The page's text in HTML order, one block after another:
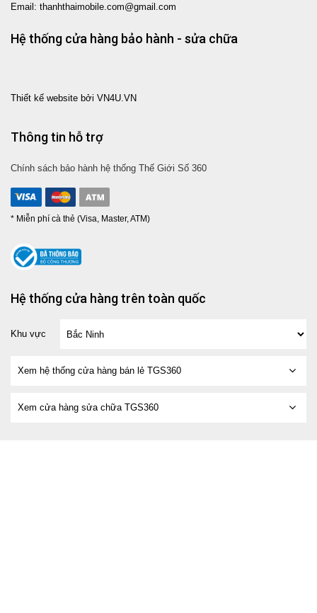
Email: thanhthaimobile.com@gmail.com
Hệ thống cửa hàng bảo hành - sửa chữa
Thiết kế website bởi VN4U.VN
Thông tin hỗ trợ
Chính sách bảo hành hệ thống Thế Giới Số 360
* Miễn phí cà thẻ (Visa, Master, ATM)
Hệ thống cửa hàng trên toàn quốc
Khu vực
Xem hệ thống cửa hàng bán lẻ TGS360
Xem cửa hàng sửa chữa TGS360